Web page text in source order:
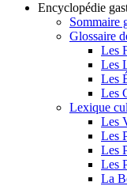
Encyclopédie
Sommaire
Glossaire
Les
Les
Les
Les
Lexique
Les
Les
Les
Les
La